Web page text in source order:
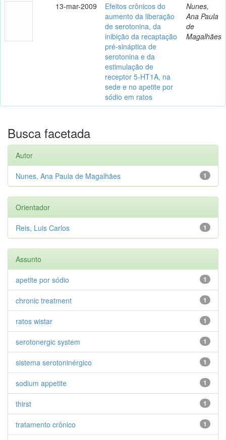
13-mar-2009
Efeitos crônicos do
aumento da liberação
de serotonina, da
inibição da recaptação
pré-sináptica de
serotonina e da
estimulação de
receptor 5-HT1A, na
sede e no apetite por
sódio em ratos
Nunes,
Ana Paula
de
Magalhães
Busca facetada
Autor
1
Nunes, Ana Paula de Magalhães
Orientador
1
Reis, Luis Carlos
Assunto
1
apetite por sódio
1
chronic treatment
1
ratos wistar
1
serotonergic system
1
sistema serotoninérgico
1
sodium appetite
1
thirst
1
tratamento crônico